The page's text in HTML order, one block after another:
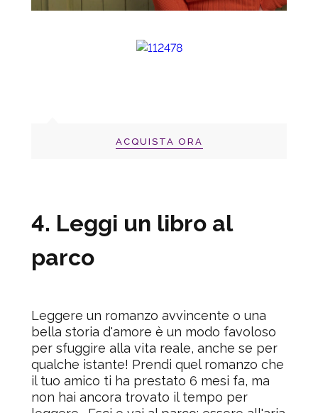
ACQUISTA ORA
4. Leggi un libro al
parco
Leggere un romanzo avvincente o una
bella storia d'amore è un modo favoloso
per sfuggire alla vita reale, anche se per
qualche istante! Prendi quel romanzo che
il tuo amico ti ha prestato 6 mesi fa, ma
non hai ancora trovato il tempo per